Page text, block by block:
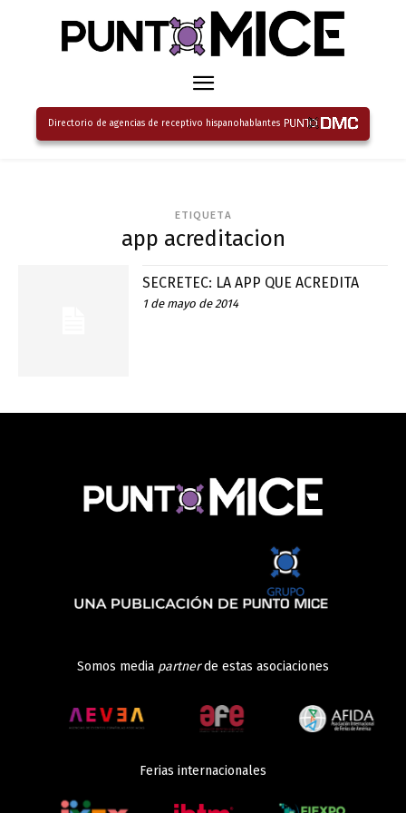
Directorio de agencias de receptivo hispanohablantes
ETIQUETA
app acreditacion
SECRETEC: LA APP QUE ACREDITA
1 de mayo de 2014
Somos media partnerde estas asociaciones
Ferias internacionales